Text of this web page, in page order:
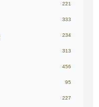
221
333
234
313
456
95
227